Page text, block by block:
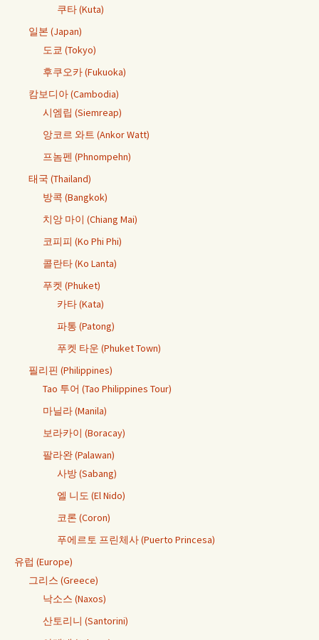
쿠타 (Kuta)
일본 (Japan)
도쿄 (Tokyo)
후쿠오카 (Fukuoka)
캄보디아 (Cambodia)
시엠립 (Siemreap)
앙코르 와트 (Ankor Watt)
프놈펜 (Phnompehn)
태국 (Thailand)
방콕 (Bangkok)
치앙 마이 (Chiang Mai)
코피피 (Ko Phi Phi)
콜란타 (Ko Lanta)
푸켓 (Phuket)
카타 (Kata)
파통 (Patong)
푸켓 타운 (Phuket Town)
필리핀 (Philippines)
Tao 투어 (Tao Philippines Tour)
마닐라 (Manila)
보라카이 (Boracay)
팔라완 (Palawan)
사방 (Sabang)
엘 니도 (El Nido)
코론 (Coron)
푸에르토 프린체사 (Puerto Princesa)
유럽 (Europe)
그리스 (Greece)
낙소스 (Naxos)
산토리니 (Santorini)